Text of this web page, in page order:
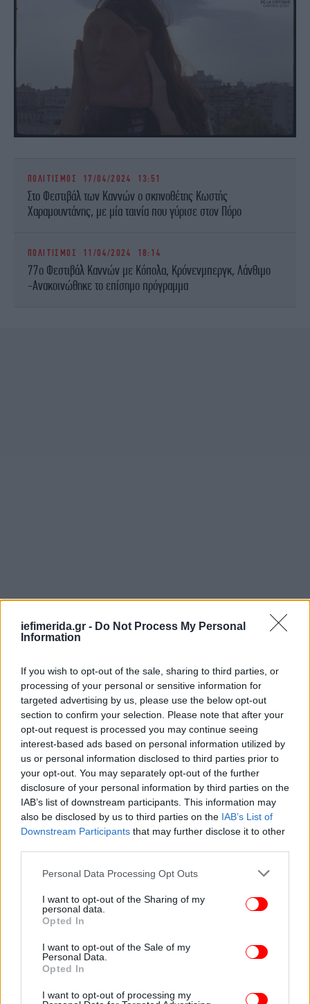
iefimerida.gr - Do Not Process My Personal
Information
If you wish to opt-out of the sale, sharing to third parties, or
processing of your personal or sensitive information for
targeted advertising by us, please use the below opt-out
section to confirm your selection. Please note that after your
opt-out request is processed you may continue seeing
interest-based ads based on personal information utilized by
us or personal information disclosed to third parties prior to
your opt-out. You may separately opt-out of the further
disclosure of your personal information by third parties on the
IAB’s list of downstream participants. This information may
also be disclosed by us to third parties on the IAB’s List of
Downstream Participants that may further disclose it to other
Please note that this website/app uses one or more Google
not limited to your visit or usage behaviour. You may click to
grant or deny consent to Google and its third-party tags to
use your data for below specified purposes in below Google
consent section.
Personal Data Processing Opt Outs
I want to opt-out of the Sharing of my
personal data.
Opted In
I want to opt-out of the Sale of my
Personal Data.
Opted In
I want to opt-out of processing my
ΠΟΛΙΤΙΣΜΟΣ 17/04/2024 13:51
Στο Φεστιβάλ των Καννών ο σκηνοθέτης Κωστής
Χαραμουντάνης, με μία ταινία που γύρισε στον Πόρο
ΠΟΛΙΤΙΣΜΟΣ 11/04/2024 18:14
77ο Φεστιβάλ Καννών με Κόπολα, Κρόνενμπεργκ, Λάνθιμο
-Ανακοινώθηκε το επίσημο πρόγραμμα
Παίζουν: Γρηγορία Μεθενίτη, Ελέν Χαλαστάνη,
Σωτηρία Χρυσοβέργη, Νατάσα Ευσταθιάδη, Νίκος
Ιωακείμ, Κατερίνα Κωσταντούρου, Σταύρος Μοίρας,
Τάκης Παπαναστασίου, Δημήτρης Πετιμεζάς,
Σταμάτης Τσιμπίδης και Κυβέλη Ζώη.
Το 77ο Φεστιβάλ Κινηματογράφου των Καννών θα
πραγματοποιηθεί από τις 14 έως τις 25 Μαΐου 2024